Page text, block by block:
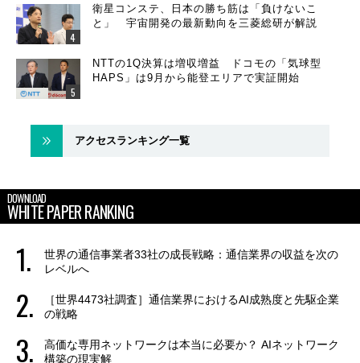
衛星コンステ、日本の勝ち筋は「負けないこ
と」 宇宙開発の最新動向を三菱総研が解説
NTTの1Q決算は増収増益 ドコモの「気球型
HAPS」は9月から能登エリアで実証開始
アクセスランキング一覧
DOWNLOAD
WHITE PAPER RANKING
世界の通信事業者33社の成長戦略：通信業界の収益を次の
レベルへ
［世界4473社調査］通信業界におけるAI成熟度と先駆企業
の戦略
高価な専用ネットワークは本当に必要か？ AIネットワーク
構築の現実解